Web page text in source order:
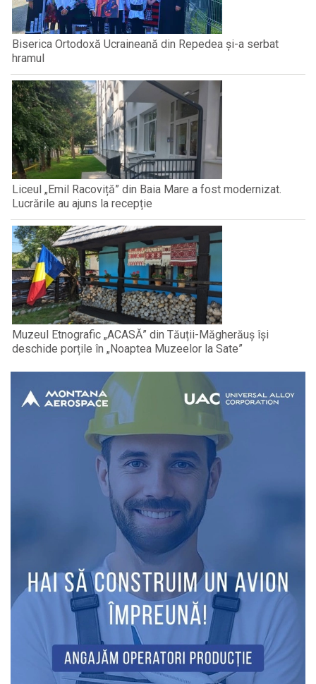
Biserica Ortodoxă Ucraineană din Repedea și-a serbat
hramul
Liceul „Emil Racoviță” din Baia Mare a fost modernizat.
Lucrările au ajuns la recepție
Muzeul Etnografic „ACASĂ” din Tăuții-Măgherăuș își
deschide porțile în „Noaptea Muzeelor la Sate”